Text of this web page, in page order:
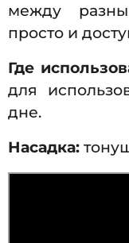
между
просто и
Где
для
дне.
Насадка: